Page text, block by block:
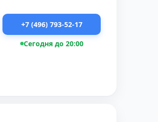
+7 (496) 793-52-17
Сегодня до 20:00